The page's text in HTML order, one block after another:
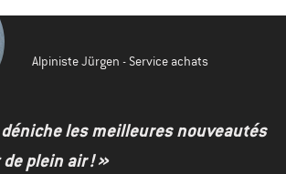
Alpiniste Jürgen - Service achats
les meilleures nouveautés
plein air ! »